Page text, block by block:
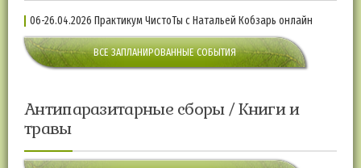
06-26.04.2026 Практикум ЧистоТы с Натальей Кобзарь онлайн
ВСЕ ЗАПЛАНИРОВАННЫЕ СОБЫТИЯ
Антипаразитарные сборы / Книги и
травы